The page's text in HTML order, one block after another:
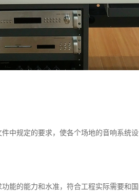
中规定的要求，使各个场地的音响系统
能的能力和水准，符合工程实际需要和